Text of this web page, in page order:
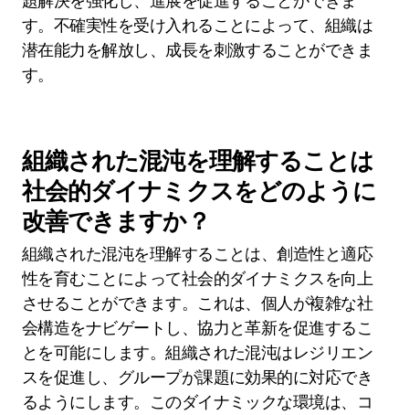
す。不確実性を受け入れることによって、組織は
潜在能力を解放し、成長を刺激することができま
す。
組織された混沌を理解することは
社会的ダイナミクスをどのように
改善できますか？
組織された混沌を理解することは、創造性と適応
性を育むことによって社会的ダイナミクスを向上
させることができます。これは、個人が複雑な社
会構造をナビゲートし、協力と革新を促進するこ
とを可能にします。組織された混沌はレジリエン
スを促進し、グループが課題に効果的に対応でき
るようにします。このダイナミックな環境は、コ